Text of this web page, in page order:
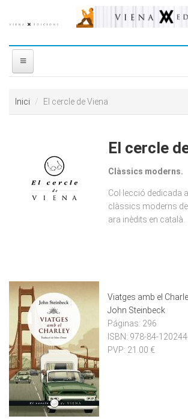
PREMIS
Inici El cercle de Viena
El cercle
Clàssics moderns.
Col·lecció dedicada
clàssics moderns
ara inèdits en català.
Viatges amb el
John Steinbeck
Páginas: 296
ISBN: 978-84-
PVP: 21.00 €